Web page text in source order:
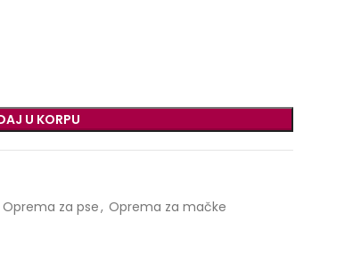
U KORPU
Oprema za pse, Oprema za mačke